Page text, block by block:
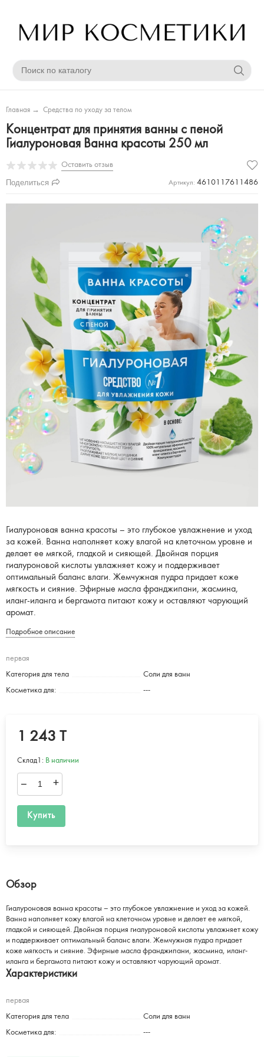
Главная → Средства по уходу за телом
Концентрат для принятия ванны с пеной
Гиалуроновая Ванна красоты 250 мл
Оставить отзыв
Поделиться Артикул: 4610117611486
Гиалуроновая ванна красоты – это глубокое увлажнение и уход
за кожей. Ванна наполняет кожу влагой на клеточном уровне и
делает ее мягкой, гладкой и сияющей. Двойная порция
гиалуроновой кислоты увлажняет кожу и поддерживает
оптимальный баланс влаги. Жемчужная пудра придает коже
мягкость и сияние. Эфирные масла франджипани, жасмина,
иланг-иланга и бергамота питают кожу и оставляют чарующий
аромат.
Подробное описание
первая
Категория для тела Соли для ванн
Косметика для: ---
1 243 T
Склад1: В наличии
– +
Купить
Обзор
Гиалуроновая ванна красоты – это глубокое увлажнение и уход за кожей.
Ванна наполняет кожу влагой на клеточном уровне и делает ее мягкой,
гладкой и сияющей. Двойная порция гиалуроновой кислоты увлажняет кожу
и поддерживает оптимальный баланс влаги. Жемчужная пудра придает
коже мягкость и сияние. Эфирные масла франджипани, жасмина, иланг-
иланга и бергамота питают кожу и оставляют чарующий аромат.
Характеристики
первая
Категория для тела Соли для ванн
Косметика для: ---